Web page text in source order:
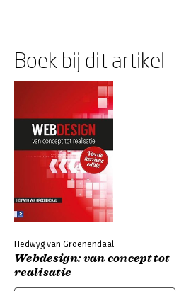
Boek bij dit artikel
Hedwyg van Groenendaal
Webdesign: van concept tot
realisatie